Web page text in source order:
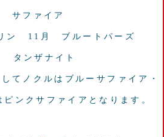
サファイア
リン 11月 ブルートパーズ
タンザナイト
てノクルはブルーサファイア・
ンクサファイアとなります。